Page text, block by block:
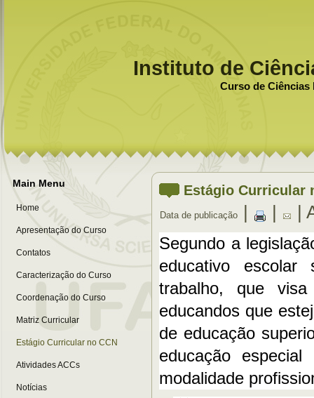
Instituto de
Curso de Ciências
Main Menu
Home
Apresentação do Curso
Contatos
Caracterização do Curso
Coordenação do Curso
Matriz Curricular
Estágio Curricular no CCN
Atividades ACCs
Notícias
Estágio Curricular
Data de publicação |
Segundo a
educativo escolar
trabalho, que
educandos que
de educação
educação
modalidade